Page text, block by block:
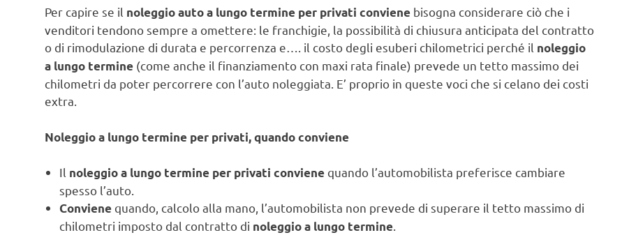
Per capire se il noleggio auto a lungo termine per privati conviene bisogna considerare ciò che i
venditori tendono sempre a omettere: le franchigie, la possibilità di chiusura anticipata del contratto
o di rimodulazione di durata e percorrenza e…. il costo degli esuberi chilometrici perché il noleggio
a lungo termine (come anche il finanziamento con maxi rata finale) prevede un tetto massimo dei
chilometri da poter percorrere con l’auto noleggiata. E’ proprio in queste voci che si celano dei costi
extra.
Noleggio a lungo termine per privati, quando conviene
Il noleggio a lungo termine per privati conviene quando l’automobilista preferisce cambiare
spesso l’auto.
Conviene quando, calcolo alla mano, l’automobilista non prevede di superare il tetto massimo di
chilometri imposto dal contratto di noleggio a lungo termine.